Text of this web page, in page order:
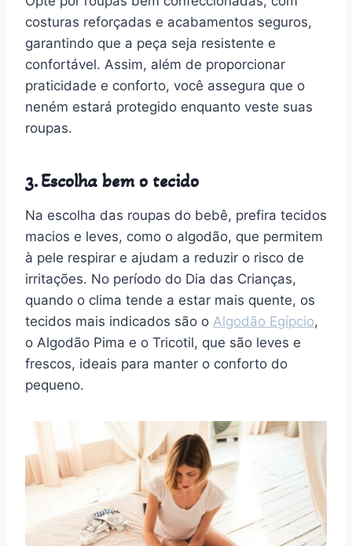
costuras reforçadas e acabamentos seguros,
garantindo que a peça seja resistente e
confortável. Assim, além de proporcionar
praticidade e conforto, você assegura que o
neném estará protegido enquanto veste suas
roupas.
3. Escolha bem o tecido
Na escolha das roupas do bebê, prefira tecidos
macios e leves, como o algodão, que permitem
à pele respirar e ajudam a reduzir o risco de
irritações. No período do Dia das Crianças,
quando o clima tende a estar mais quente, os
tecidos mais indicados são o Algodão Egípcio,
o Algodão Pima e o Tricotil, que são leves e
frescos, ideais para manter o conforto do
pequeno.